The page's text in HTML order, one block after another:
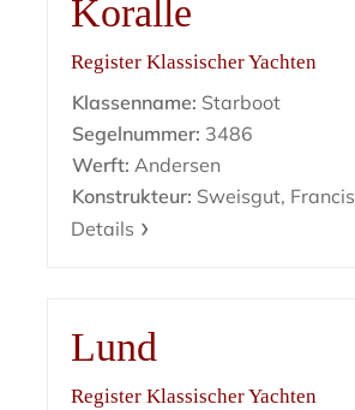
Koralle
Register Klassischer Yachten
Klassenname: Starboot
Segelnummer: 3486
Werft: Andersen
Konstrukteur: Sweisgut, Francis
Details
Lund
Register Klassischer Yachten